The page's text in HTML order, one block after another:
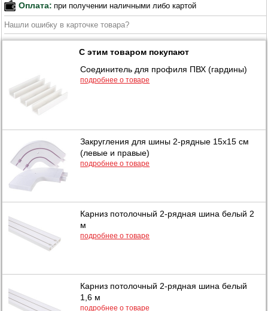
Оплата: при получении наличными либо картой
Нашли ошибку в карточке товара?
С этим товаром покупают
Соединитель для профиля ПВХ (гардины)
подробнее о товаре
Закругления для шины 2-рядные 15х15 см
(левые и правые)
подробнее о товаре
Карниз потолочный 2-рядная шина белый 2
м
подробнее о товаре
Карниз потолочный 2-рядная шина белый
1,6 м
подробнее о товаре